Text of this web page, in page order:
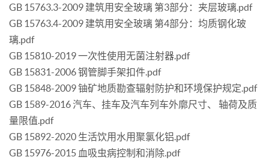
GB 15763.3-2009 建筑用安全玻璃 第3部分：夹层玻璃.pdf
GB 15763.4-2009 建筑用安全玻璃 第4部分：均质钢化玻
璃.pdf
GB 15810-2019 一次性使用无菌注射器.pdf
GB 15831-2006 钢管脚手架扣件.pdf
GB 15848-2009 铀矿地质勘查辐射防护和环境保护规定.pdf
GB 1589-2016 汽车、挂车及汽车列车外廓尺寸、 轴荷及质
量限值.pdf
GB 15892-2020 生活饮用水用聚氯化铝.pdf
GB 15976-2015 血吸虫病控制和消除.pdf